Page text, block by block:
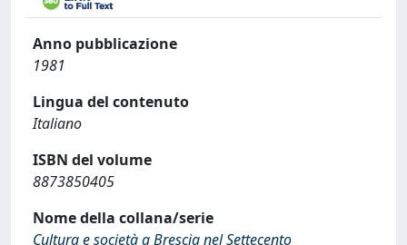
Anno pubblicazione
1981
Lingua del contenuto
Italiano
ISBN del volume
8873850405
Nome della collana/serie
Cultura e società a Brescia nel Settecento